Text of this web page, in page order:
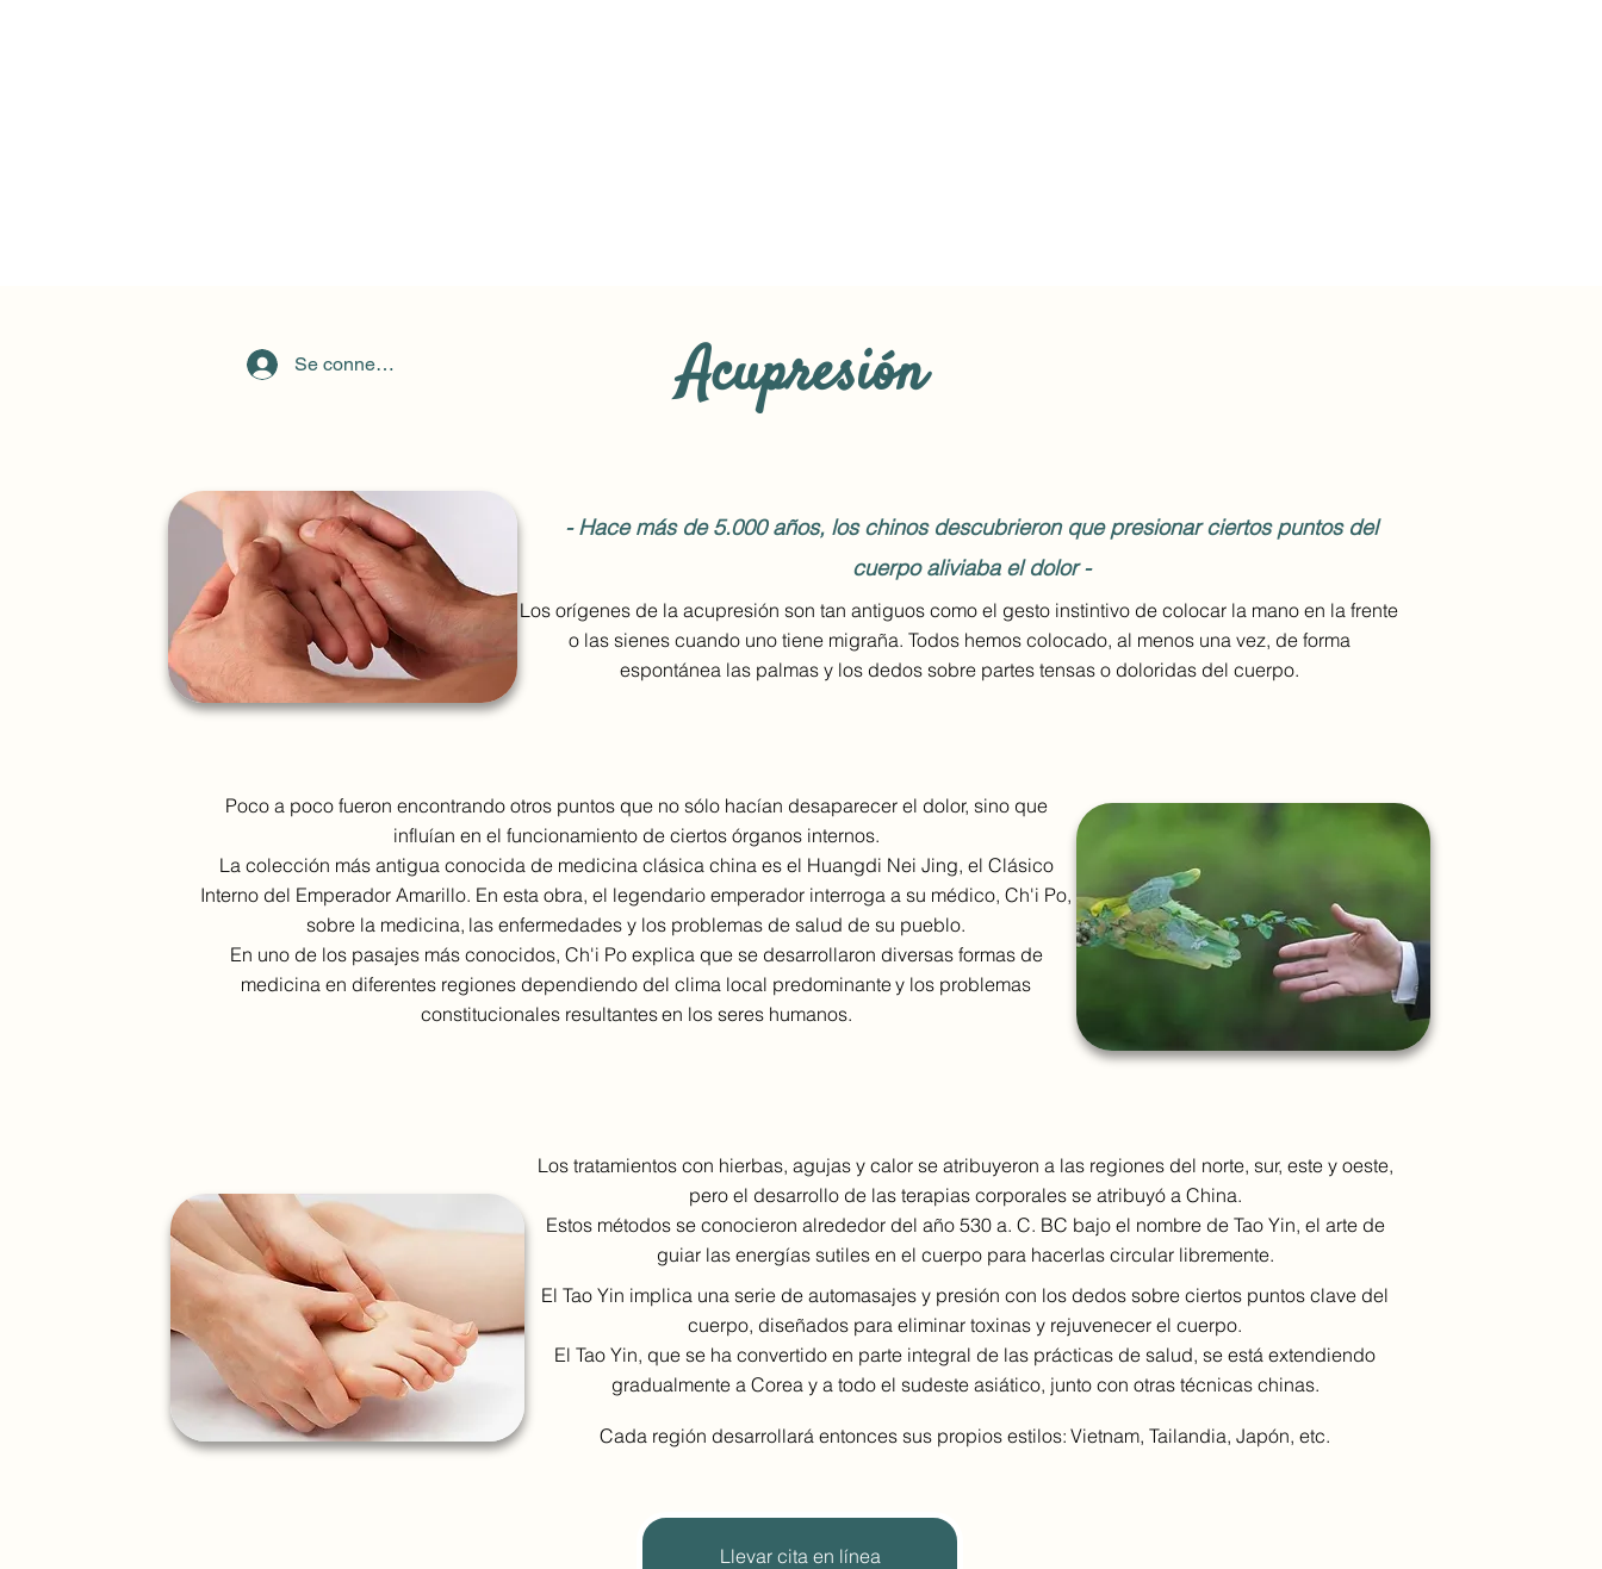
Acupresión
- Hace más de 5.000 años, los chinos descubrieron que presionar ciertos puntos del
cuerpo aliviaba el dolor -
Los orígenes de la acupresión son tan antiguos como el gesto instintivo de colocar la mano en la frente
o las sienes cuando uno tiene migraña. Todos hemos colocado, al menos una vez, de forma
espontánea las palmas y los dedos sobre partes tensas o doloridas del cuerpo.
Poco a poco fueron encontrando otros puntos que no sólo hacían desaparecer el dolor, sino que
influían en el funcionamiento de ciertos órganos internos.
La colección más antigua conocida de medicina clásica china es el Huangdi Nei Jing, el Clásico
Interno del Emperador Amarillo. En esta obra, el legendario emperador interroga a su médico, Ch'i Po,
sobre la medicina, las enfermedades y los problemas de salud de su pueblo.
En uno de los pasajes más conocidos, Ch'i Po explica que se desarrollaron diversas formas de
medicina en diferentes regiones dependiendo del clima local predominantey los problemas
constitucionales resultantesen los seres humanos.
Los tratamientos con hierbas, agujas y calor se atribuyeron a las regiones del norte, sur, este y oeste,
pero el desarrollo de las terapias corporales se atribuyó a China.
Estos métodos se conocieron alrededor del año 530 a. C. BC bajo el nombre de Tao Yin, el arte de
guiar las energías sutiles en el cuerpo para hacerlas circular libremente.
El Tao Yin implica una serie de automasajes y presión con los dedos sobre ciertos puntos clave del
cuerpo, diseñados para eliminar toxinas y rejuvenecer el cuerpo.
El Tao Yin, que se ha convertido en parte integral de las prácticas de salud, se está extendiendo
gradualmente a Corea y a todo el sudeste asiático, junto con otras técnicas chinas.
Cada región desarrollará entonces sus propios estilos: Vietnam, Tailandia, Japón, etc.
Llevar cita en línea
Se connecter